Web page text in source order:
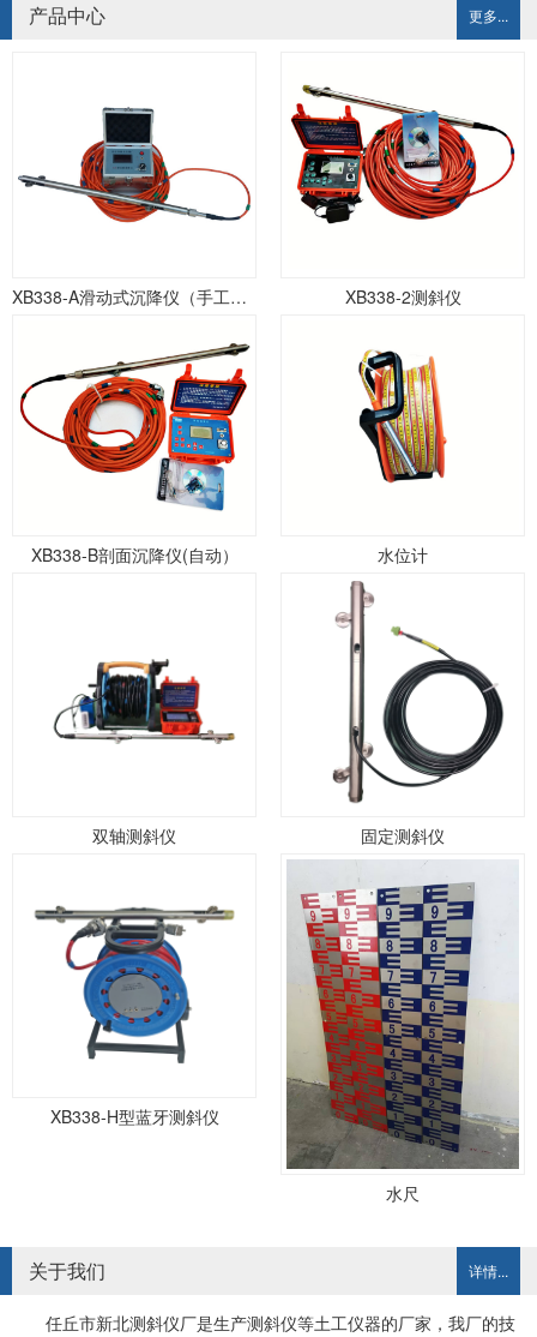
更多...
产品中心
XB338-A滑动式沉降仪（手工记录） XB338-2测斜仪
XB338-B剖面沉降仪(自动） 水位计
双轴测斜仪 固定测斜仪
XB338-H型蓝牙测斜仪
水尺
详情...
关于我们
任丘市新北测斜仪厂是生产测斜仪等土工仪器的厂家，我厂的技